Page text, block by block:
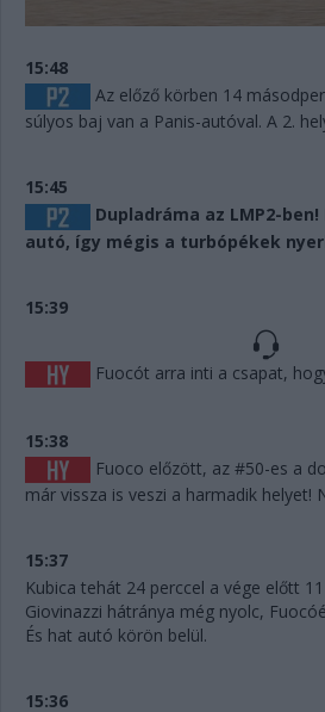
15:48
Az előző körben 14
súlyos baj van a Panis-autóval. A 2.
15:45
Dupladráma az LMP2-
autó, így mégis a turbópékek
15:39
Fuocót arra inti a csapat,
15:38
Fuoco előzött, az #50-es a
már vissza is veszi a harmadik helyet!
15:37
Kubica tehát 24 perccel a vége előtt
Giovinazzi hátránya még nyolc,
És hat autó körön belül.
15:36